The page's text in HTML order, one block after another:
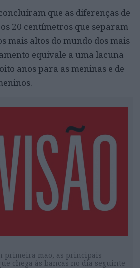
que as diferenças de
20 centímetros que separam
mais altos do mundo dos mais
equivale a uma lacuna
anos para as meninas e de
primeira mão, as principais
chega às bancas no dia seguinte